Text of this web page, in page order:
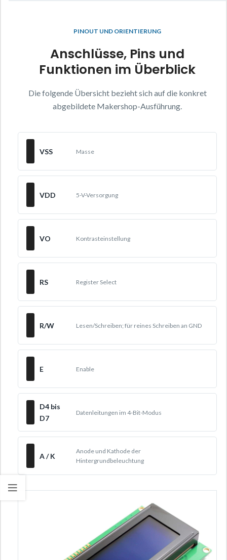
PINOUT UND ORIENTIERUNG
Anschlüsse, Pins und
Funktionen im Überblick
Die folgende Übersicht bezieht sich auf die konkret
abgebildete Makershop-Ausführung.
VSS Masse
VDD 5-V-Versorgung
VO Kontrasteinstellung
RS Register Select
R/W Lesen/Schreiben; für reines Schreiben an GND
E Enable
D4 bis
D7
Datenleitungen im 4-Bit-Modus
A / K
Anode und Kathode der
Hintergrundbeleuchtung